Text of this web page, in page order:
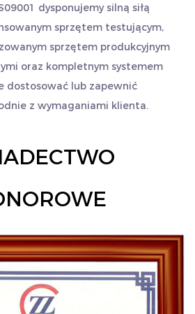
dysponujemy silną siłą
sprzętem testującym,
sprzętem produkcyjnym
oraz kompletnym systemem
dostosować lub zapewnić
z wymaganiami klienta.